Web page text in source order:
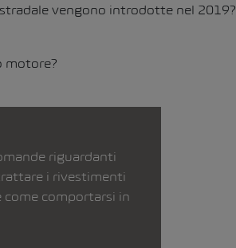
vengono introdotte nel 2019?
motore?
riguardanti
i rivestimenti
come comportarsi in